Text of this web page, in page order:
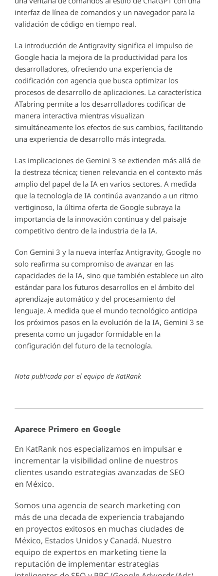
interfaz de línea de comandos y un navegador para la
validación de código en tiempo real.
La introducción de Antigravity significa el impulso de
Google hacia la mejora de la productividad para los
desarrolladores, ofreciendo una experiencia de
codificación con agencia que busca optimizar los
procesos de desarrollo de aplicaciones. La característica
ATabring permite a los desarrolladores codificar de
manera interactiva mientras visualizan
simultáneamente los efectos de sus cambios, facilitando
una experiencia de desarrollo más integrada.
Las implicaciones de Gemini 3 se extienden más allá de
la destreza técnica; tienen relevancia en el contexto más
amplio del papel de la IA en varios sectores. A medida
que la tecnología de IA continúa avanzando a un ritmo
vertiginoso, la última oferta de Google subraya la
importancia de la innovación continua y del paisaje
competitivo dentro de la industria de la IA.
Con Gemini 3 y la nueva interfaz Antigravity, Google no
solo reafirma su compromiso de avanzar en las
capacidades de la IA, sino que también establece un alto
estándar para los futuros desarrollos en el ámbito del
aprendizaje automático y del procesamiento del
lenguaje. A medida que el mundo tecnológico anticipa
los próximos pasos en la evolución de la IA, Gemini 3 se
presenta como un jugador formidable en la
configuración del futuro de la tecnología.
Nota publicada por el equipo de KatRank
Aparece Primero en Google
En KatRank nos especializamos en impulsar e
incrementar la visibilidad online de nuestros
clientes usando estrategias avanzadas de SEO
en México.
Somos una agencia de search marketing con
más de una decada de experiencia trabajando
en proyectos exitosos en muchas ciudades de
México, Estados Unidos y Canadá. Nuestro
equipo de expertos en marketing tiene la
reputación de implementar estrategias